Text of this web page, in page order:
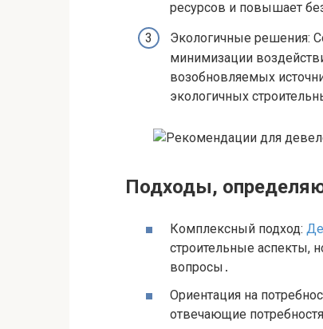
ресурсов и повышает
Экологичные решения:
минимизации
возобновляемых
экологичных
Подходы,
Комплексный подход:
строительные аспекты,
вопросы․
Ориентация на
отвечающие